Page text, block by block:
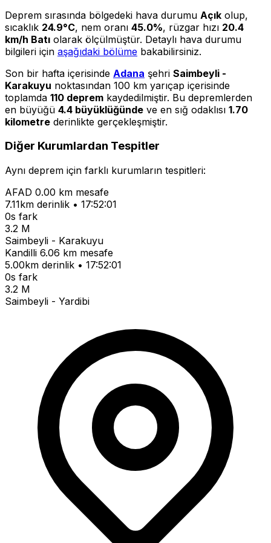
Deprem sırasında bölgedeki hava durumu Açık olup,
sıcaklık 24.9°C, nem oranı 45.0%, rüzgar hızı 20.4
km/h Batı olarak ölçülmüştür. Detaylı hava durumu
bilgileri için aşağıdaki bölüme bakabilirsiniz.
Son bir hafta içerisinde Adana şehri Saimbeyli -
Karakuyu noktasından 100 km yarıçap içerisinde
toplamda 110 deprem kaydedilmiştir. Bu depremlerden
en büyüğü 4.4 büyüklüğünde ve en sığ odaklısı 1.70
kilometre derinlikte gerçekleşmiştir.
Diğer Kurumlardan Tespitler
Aynı deprem için farklı kurumların tespitleri:
AFAD 0.00 km mesafe
7.11km derinlik • 17:52:01
0s fark
3.2 M
Saimbeyli - Karakuyu
Kandilli 6.06 km mesafe
5.00km derinlik • 17:52:01
0s fark
3.2 M
Saimbeyli - Yardibi